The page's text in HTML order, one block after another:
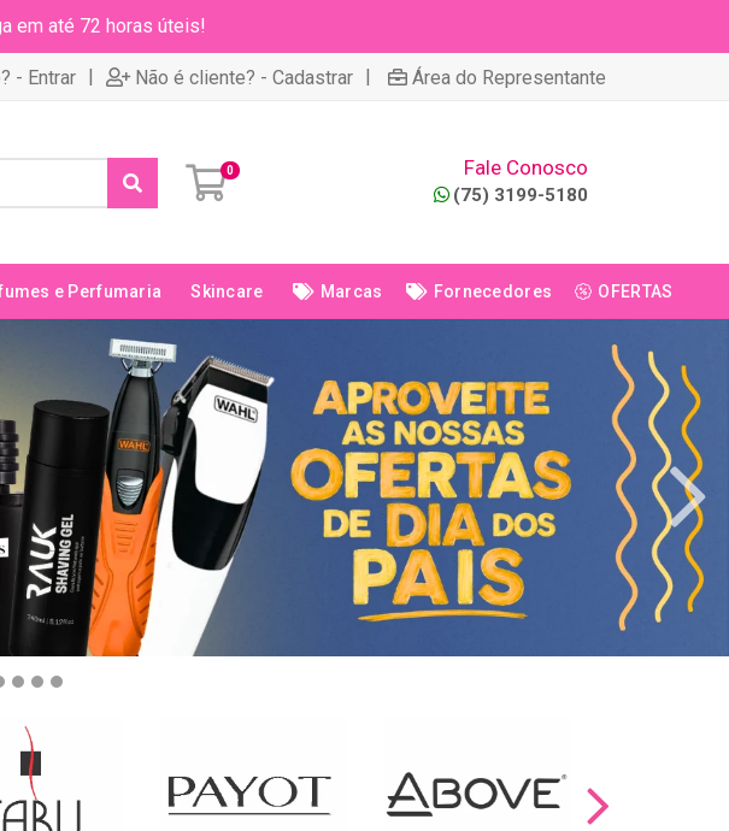
em até 72 horas úteis!
- Entrar | Não é cliente? - Cadastrar | Área do Representante
0 Fale Conosco
(75) 3199-5180
e Perfumaria Skincare Marcas Fornecedores OFERTAS